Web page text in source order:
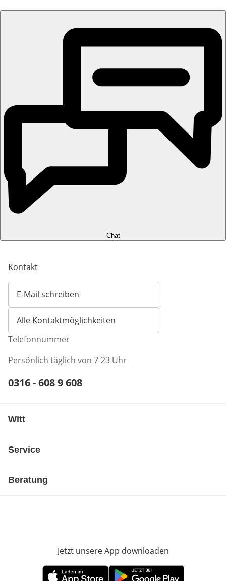
Chat
Kontakt
E-Mail schreiben
Öffnet E-Mail-Client
Alle Kontaktmöglichkeiten
Telefonnummer
Persönlich täglich von 7-23 Uhr
Telefonnummer:
0316 - 608 9 608
Witt
Service
Beratung
Jetzt unsere App downloaden